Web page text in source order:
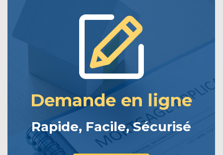
Demande en ligne
Rapide, Facile, Sécurisé